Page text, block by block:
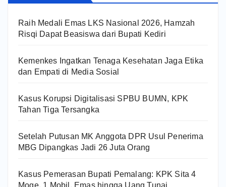
Raih Medali Emas LKS Nasional 2026, Hamzah
Risqi Dapat Beasiswa dari Bupati Kediri
Kemenkes Ingatkan Tenaga Kesehatan Jaga Etika
dan Empati di Media Sosial
Kasus Korupsi Digitalisasi SPBU BUMN, KPK
Tahan Tiga Tersangka
Setelah Putusan MK Anggota DPR Usul Penerima
MBG Dipangkas Jadi 26 Juta Orang
Kasus Pemerasan Bupati Pemalang: KPK Sita 4
Moge, 1 Mobil, Emas hingga Uang Tunai